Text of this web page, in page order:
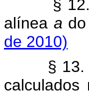
§ 12. Os
alínea a
de 2010)
§ 13. Os
calculados